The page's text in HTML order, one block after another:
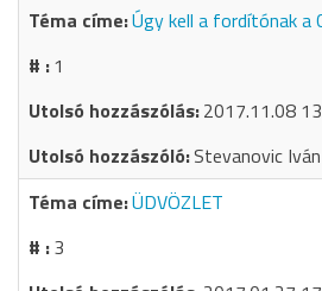
Úgy kell a fordítónak a
1
2017.11.08
Stevanovic Iván
ÜDVÖZLET
3